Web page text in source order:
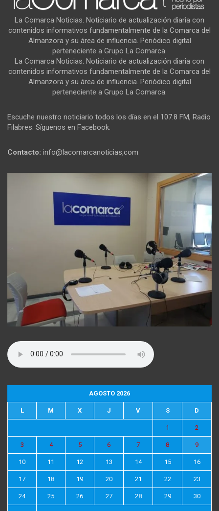
La Comarca Noticias. Noticiario de actualización diaria con
contenidos informativos fundamentalmente de la Comarca del
Almanzora y su área de influencia. Periódico digital
perteneciente a Grupo La Comarca.
La Comarca Noticias. Noticiario de actualización diaria con
contenidos informativos fundamentalmente de la Comarca del
Almanzora y su área de influencia. Periódico digital
perteneciente a Grupo La Comarca.
Escuche nuestro noticiario todos los días en el 107.8 FM, Radio
Filabres. Síguenos en Facebook.
Contacto: info@lacomarcanoticias,com
AGOSTO 2026
L M X J V S D
1 2
3 4 5 6 7 8 9
10 11 12 13 14 15 16
17 18 19 20 21 22 23
24 25 26 27 28 29 30